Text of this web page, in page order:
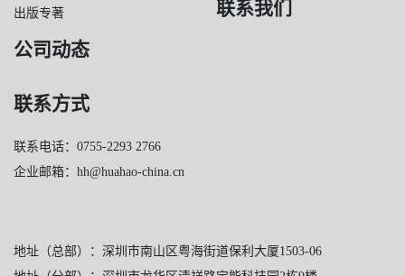
出版专著
公司动态
联系我们
联系方式
联系电话：0755-2293 2766
企业邮箱：hh@huahao-china.cn
地址（总部）：深圳市南山区粤海街道保利大厦1503-06